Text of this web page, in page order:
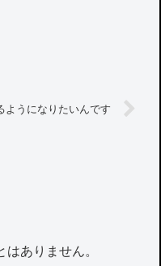
ようになりたいんです
ありません。